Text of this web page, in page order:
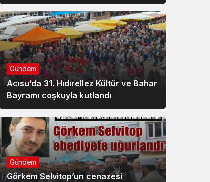
Gündem
Acısu’da 31. Hıdırellez Kültür ve Bahar
Bayramı coşkuyla kutlandı
Gündem
Görkem Selvitop’un cenazesi